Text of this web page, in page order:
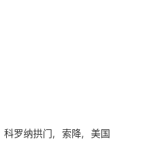
科罗纳拱门 索降 美国